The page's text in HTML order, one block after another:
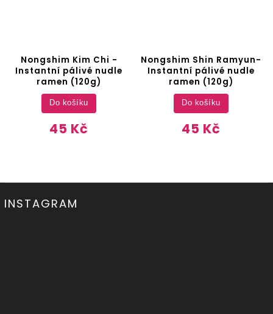
Nongshim Kim Chi -
Instantní pálivé nudle
ramen (120g)
45 Kč
Do košíku
Nongshim Shin Ramyun-
Instantní pálivé nudle
ramen (120g)
45 Kč
Do košíku
INSTAGRAM